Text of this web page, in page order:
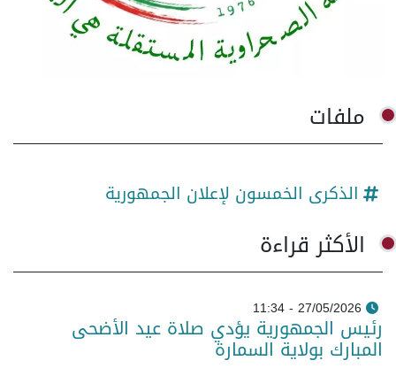
ملفات
الذكرى الخمسون لإعلان الجمهورية
الأكثر قراءة
27/05/2026 - 11:34
رئيس الجمهورية يؤدي صلاة عيد الأضحى
المبارك بولاية السمارة